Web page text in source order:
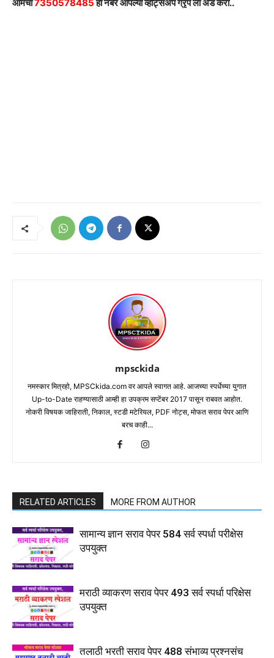
आमचा7350578485हा नंबर आपल्या व्हाट्सअ‍ॅप ग्रृप ला अ‍ॅड करा..
mpsckida
नमस्कार मित्रहो, MPSCkida.com वर आपले स्वागत आहे. आजच्या स्पर्धेच्या युगात
Up-to-Date राहण्यासाठी आम्ही हा उपक्रम सप्टेंबर 2017 पासून राबवत आहोत.
नोकरी विषयक जाहिराती, निकाल, स्टडी मटेरियल, PDF नोट्स, मोफत सराव पेपर आणि
बरच काही...
RELATED ARTICLES MORE FROM AUTHOR
सामान्य ज्ञान सराव पेपर 584 सर्व स्पर्धा परीक्षेस
उपयुक्त
मराठी व्याकरण सराव पेपर 493 सर्व स्पर्धा परिक्षेस
उपयुक्त
तलाठी भरती सराव पेपर 488 संभाव्य प्रश्नसंच